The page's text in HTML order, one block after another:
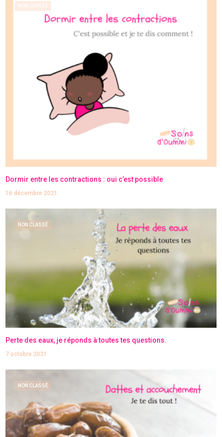
NON CLASSÉ
Dormir entre les contractions : oui c’est possible
16 décembre 2021
NON CLASSÉ
Perte des eaux, je réponds à toutes tes questions.
7 octobre 2021
NON CLASSÉ